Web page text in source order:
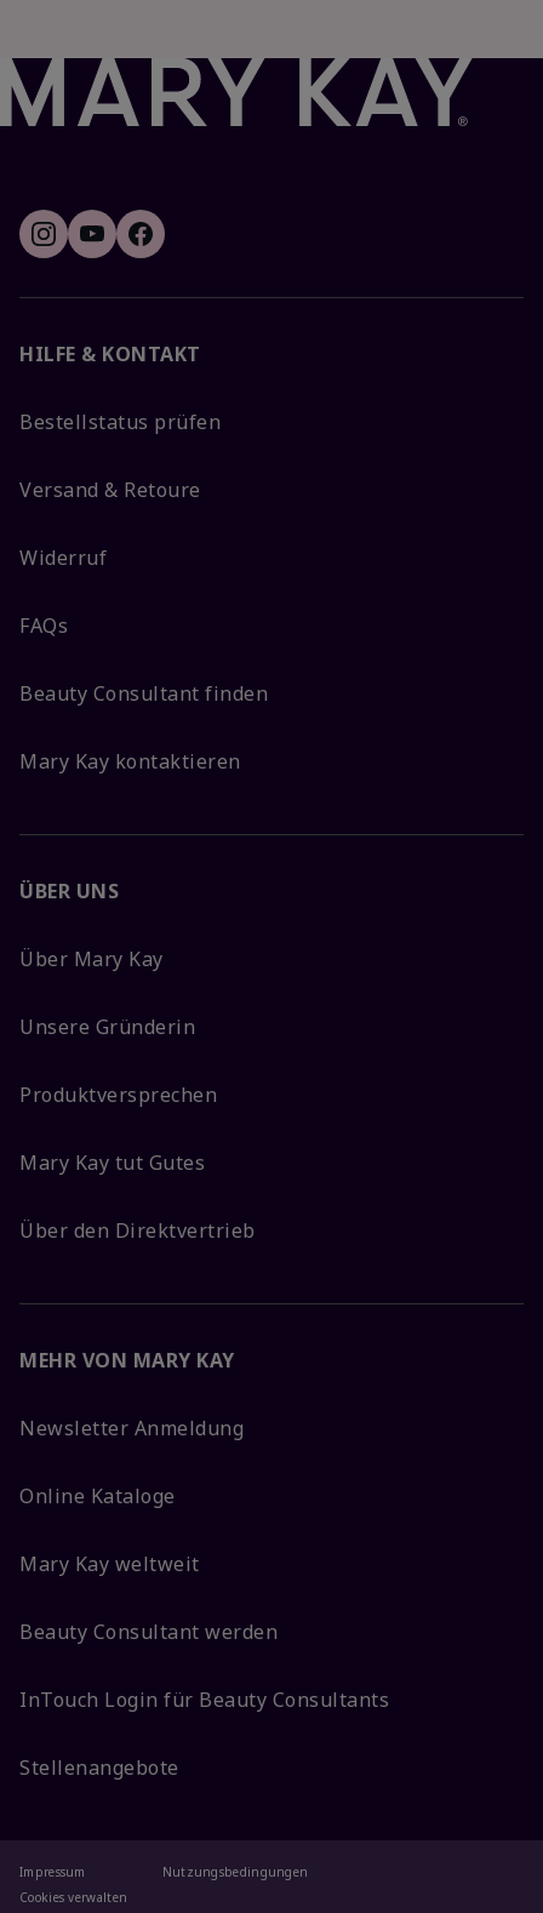
HILFE & KONTAKT
Bestellstatus prüfen
Versand & Retoure
Widerruf
FAQs
Beauty Consultant finden
Mary Kay kontaktieren
ÜBER UNS
Über Mary Kay
Unsere Gründerin
Produktversprechen
Mary Kay tut Gutes
Über den Direktvertrieb
MEHR VON MARY KAY
Newsletter Anmeldung
Online Kataloge
Mary Kay weltweit
Beauty Consultant werden
InTouch Login für Beauty Consultants
Stellenangebote
Impressum
Cookies verwalten
Nutzungsbedingungen